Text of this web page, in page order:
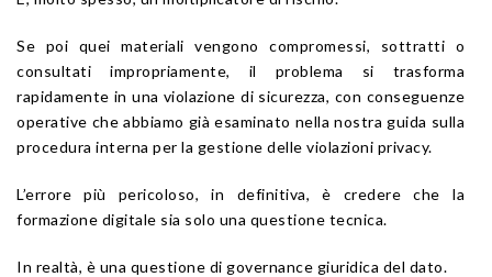
Se poi quei materiali vengono compromessi, sottratti o
consultati impropriamente, il problema si trasforma
rapidamente in una violazione di sicurezza, con conseguenze
operative che abbiamo già esaminato nella nostra guida sulla
procedura interna per la gestione delle violazioni privacy.
L’errore più pericoloso, in definitiva, è credere che la
formazione digitale sia solo una questione tecnica.
In realtà, è una questione di governance giuridica del dato.